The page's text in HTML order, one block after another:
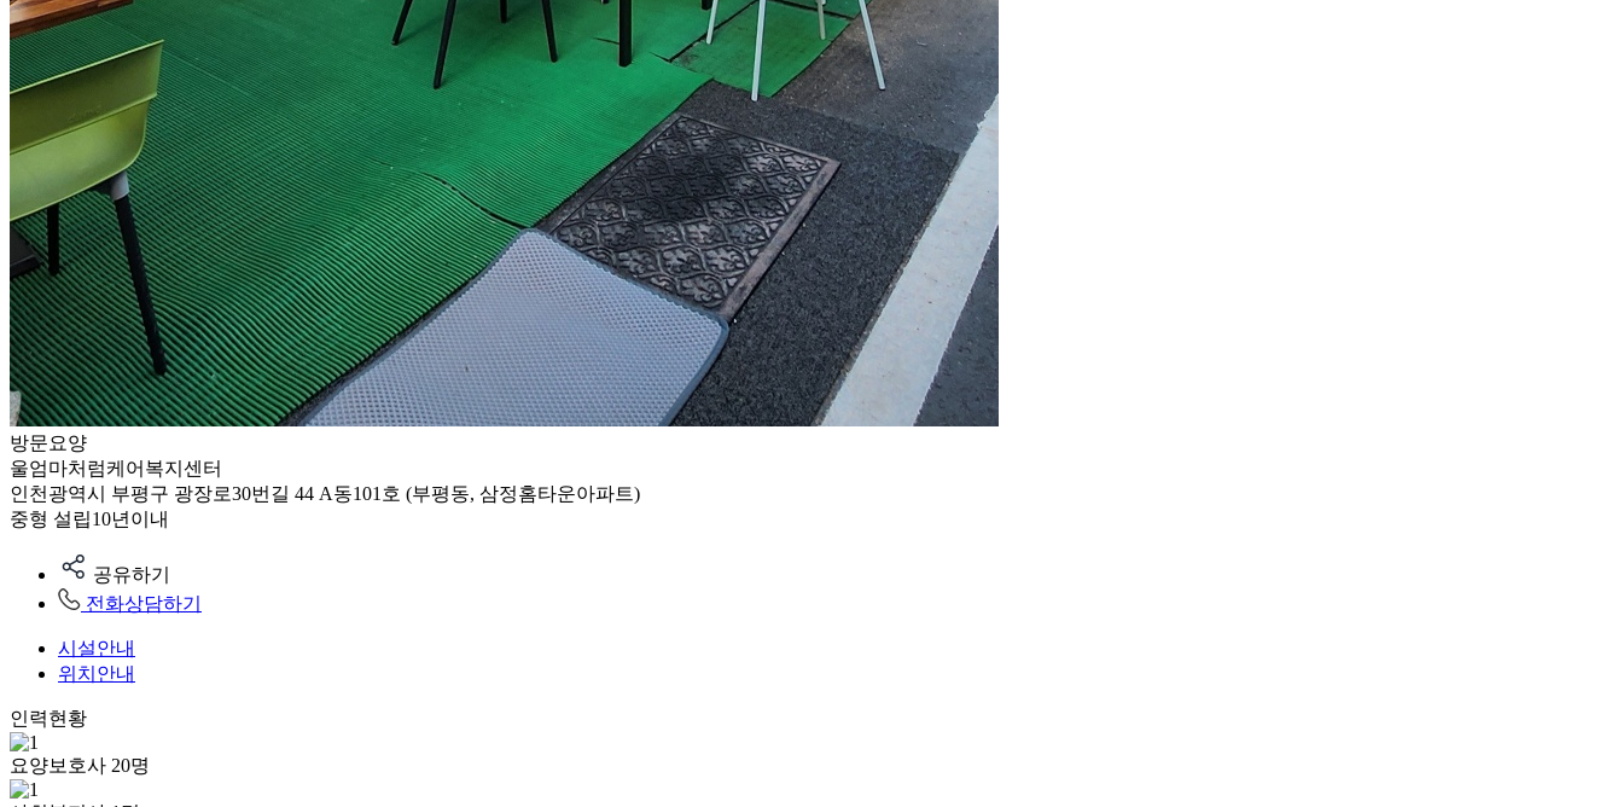
방문요양
울엄마처럼케어복지센터
인천광역시 부평구 광장로30번길 44 A동101호 (부평동, 삼정홈타운아파트)
중형 설립10년이내
공유하기
전화상담하기
시설안내
위치안내
인력현황
요양보호사 20명